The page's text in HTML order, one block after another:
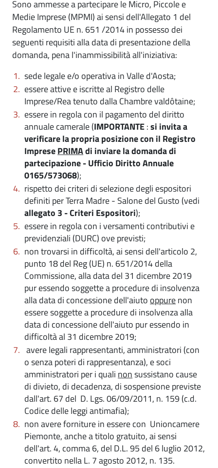
Sono ammesse a partecipare le Micro, Piccole e
Medie Imprese (MPMI) ai sensi dell'Allegato 1 del
Regolamento UE n. 651 /2014 in possesso dei
seguenti requisiti alla data di presentazione della
domanda, pena l'inammissibilità all'iniziativa:
sede legale e/o operativa in Valle d'Aosta;
essere attive e iscritte al Registro delle
Imprese/Rea tenuto dalla Chambre valdôtaine;
essere in regola con il pagamento del diritto
annuale camerale (IMPORTANTE:si invita a
verificare la propria posizione con il Registro
ImpresePRIMAdi inviare la domanda di
partecipazione - Ufficio Diritto Annuale
0165/573068);
rispetto dei criteri di selezione degli espositori
definiti per Terra Madre - Salone del Gusto (vedi
allegato 3 - Criteri Espositori);
essere in regola con i versamenti contributivi e
previdenziali (DURC) ove previsti;
non trovarsi in difficoltà, ai sensi dell'articolo 2,
punto 18 del Reg (UE) n. 651/2014 della
Commissione, alla data del 31 dicembre 2019
pur essendo soggette a procedure di insolvenza
alla data di concessione dell'aiuto oppurenon
essere soggette a procedure di insolvenza alla
data di concessione dell'aiuto pur essendo in
difficoltà al 31 dicembre 2019;
avere legali rappresentanti, amministratori (con
o senza poteri di rappresentanza), e soci
amministratori per i quali nonsussistano cause
di divieto, di decadenza, di sospensione previste
dall'art. 67 del D. Lgs. 06/09/2011, n. 159 (c.d.
Codice delle leggi antimafia);
non avere forniture in essere con Unioncamere
Piemonte, anche a titolo gratuito, ai sensi
dell'art. 4, comma 6, del D.L. 95 del 6 luglio 2012,
convertito nella L. 7 agosto 2012, n. 135.